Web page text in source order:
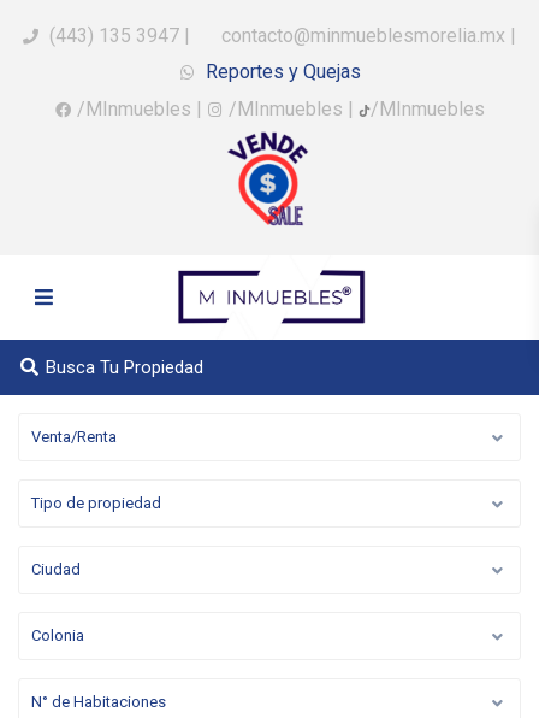
(443) 135 3947 | contacto@minmueblesmorelia.mx |
Reportes y Quejas
/MInmuebles | /MInmuebles | /MInmuebles
Busca Tu Propiedad
Venta/Renta
Tipo de propiedad
Ciudad
Colonia
N° de Habitaciones